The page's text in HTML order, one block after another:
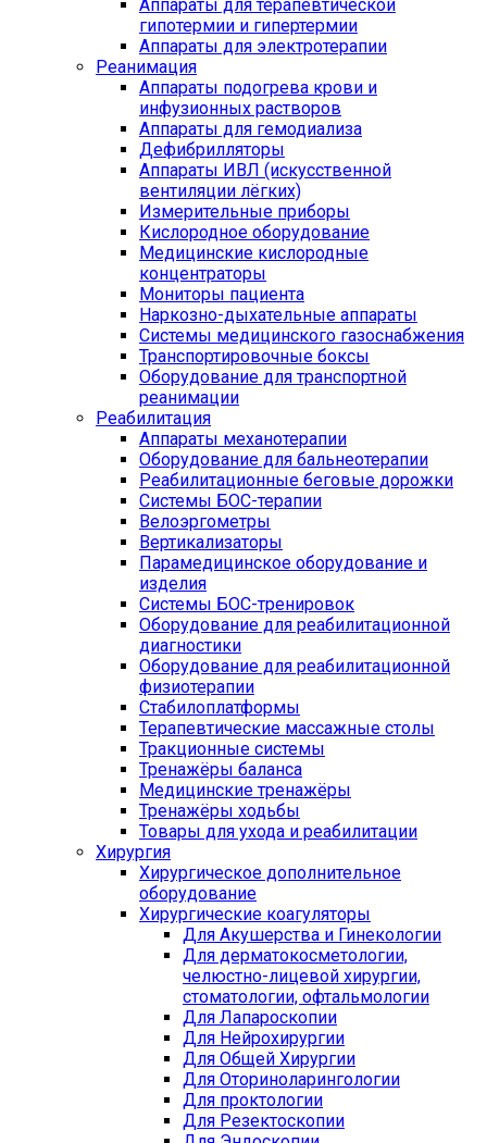
Аппараты для терапевтической
гипотермии и гипертермии
Аппараты для электротерапии
Реанимация
Аппараты подогрева крови и
инфузионных растворов
Аппараты для гемодиализа
Дефибрилляторы
Аппараты ИВЛ (искусственной
вентиляции лёгких)
Измерительные приборы
Кислородное оборудование
Медицинские кислородные
концентраторы
Мониторы пациента
Наркозно-дыхательные аппараты
Системы медицинского газоснабжения
Транспортировочные боксы
Оборудование для транспортной
реанимации
Реабилитация
Аппараты механотерапии
Оборудование для бальнеотерапии
Реабилитационные беговые дорожки
Системы БОС-терапии
Велоэргометры
Вертикализаторы
Парамедицинское оборудование и
изделия
Системы БОС-тренировок
Оборудование для реабилитационной
диагностики
Оборудование для реабилитационной
физиотерапии
Стабилоплатформы
Терапевтические массажные столы
Тракционные системы
Тренажёры баланса
Медицинские тренажёры
Тренажёры ходьбы
Товары для ухода и реабилитации
Хирургия
Хирургическое дополнительное
оборудование
Хирургические коагуляторы
Для Акушерства и Гинекологии
Для дерматокосметологии,
челюстно-лицевой хирургии,
стоматологии, офтальмологии
Для Лапароскопии
Для Нейрохирургии
Для Общей Хирургии
Для Оториноларингологии
Для проктологии
Для Резектоскопии